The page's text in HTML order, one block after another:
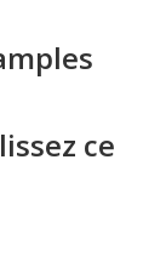
ce